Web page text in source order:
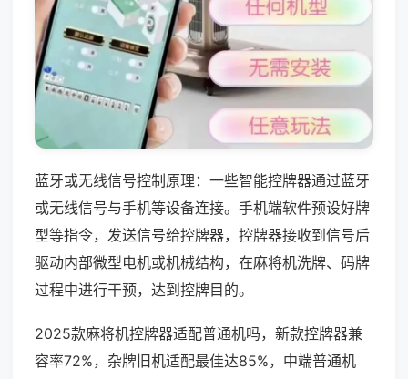
蓝牙或无线信号控制原理：一些智能控牌器通过蓝牙
或无线信号与手机等设备连接。手机端软件预设好牌
型等指令，发送信号给控牌器，控牌器接收到信号后
驱动内部微型电机或机械结构，在麻将机洗牌、码牌
过程中进行干预，达到控牌目的。
2025款麻将机控牌器适配普通机吗，新款控牌器兼
容率72%，杂牌旧机适配最佳达85%，中端普通机